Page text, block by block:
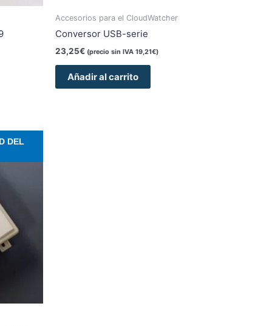
Accesorios para el CloudWatcher
Conversor USB-serie
23,25€ (precio sin IVA 19,21€)
Añadir al carrito
DEL